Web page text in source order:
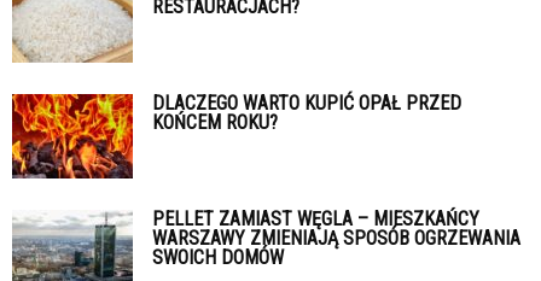
RESTAURACJACH?
DLACZEGO WARTO KUPIĆ OPAŁ PRZED
KOŃCEM ROKU?
PELLET ZAMIAST WĘGLA – MIESZKAŃCY
WARSZAWY ZMIENIAJĄ SPOSÓB OGRZEWANIA
SWOICH DOMÓW